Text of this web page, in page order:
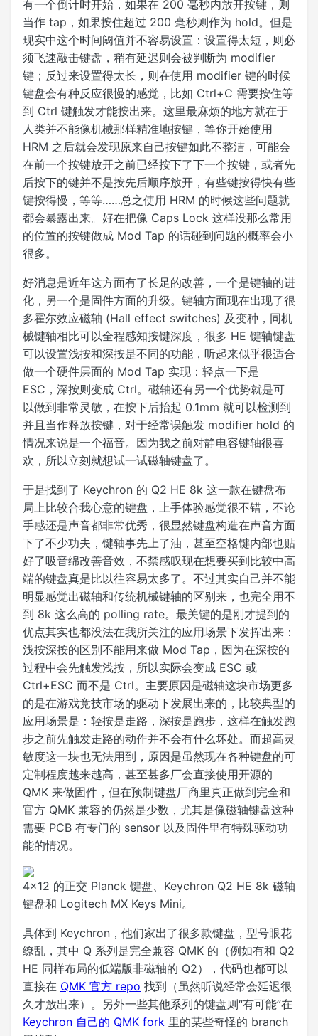
有一个倒计时开始，如果在 200 毫秒内放开按键，则
当作 tap，如果按住超过 200 毫秒则作为 hold。但是
现实中这个时间阈值并不容易设置：设置得太短，则必
须飞速敲击键盘，稍有延迟则会被判断为 modifier
键；反过来设置得太长，则在使用 modifier 键的时候
键盘会有种反应很慢的感觉，比如 Ctrl+C 需要按住等
到 Ctrl 键触发才能按出来。这里最麻烦的地方就在于
人类并不能像机械那样精准地按键，等你开始使用
HRM 之后就会发现原来自己按键如此不整洁，可能会
在前一个按键放开之前已经按下了下一个按键，或者先
后按下的键并不是按先后顺序放开，有些键按得快有些
键按得慢，等等……总之使用 HRM 的时候这些问题就
都会暴露出来。好在把像 Caps Lock 这样没那么常用
的位置的按键做成 Mod Tap 的话碰到问题的概率会小
很多。
好消息是近年这方面有了长足的改善，一个是键轴的进
化，另一个是固件方面的升级。键轴方面现在出现了很
多霍尔效应磁轴 (Hall effect switches) 及变种，同机
械键轴相比可以全程感知按键深度，很多 HE 键轴键盘
可以设置浅按和深按是不同的功能，听起来似乎很适合
做一个硬件层面的 Mod Tap 实现：轻点一下是
ESC，深按则变成 Ctrl。磁轴还有另一个优势就是可
以做到非常灵敏，在按下后抬起 0.1mm 就可以检测到
并且当作释放按键，对于经常误触发 modifier hold 的
情况来说是一个福音。因为我之前对静电容键轴很喜
欢，所以立刻就想试一试磁轴键盘了。
于是找到了 Keychron 的 Q2 HE 8k 这一款在键盘布
局上比较合我心意的键盘，上手体验感觉很不错，不论
手感还是声音都非常优秀，很显然键盘构造在声音方面
下了不少功夫，键轴事先上了油，甚至空格键内部也贴
好了吸音绵改善音效，不禁感叹现在想要买到比较中高
端的键盘真是比以往容易太多了。不过其实自己并不能
明显感觉出磁轴和传统机械键轴的区别来，也完全用不
到 8k 这么高的 polling rate。最关键的是刚才提到的
优点其实也都没法在我所关注的应用场景下发挥出来：
浅按深按的区别不能用来做 Mod Tap，因为在深按的
过程中会先触发浅按，所以实际会变成 ESC 或
Ctrl+ESC 而不是 Ctrl。主要原因是磁轴这块市场更多
的是在游戏竞技市场的驱动下发展出来的，比较典型的
应用场景是：轻按是走路，深按是跑步，这样在触发跑
步之前先触发走路的动作并不会有什么坏处。而超高灵
敏度这一块也无法用到，原因是虽然现在各种键盘的可
定制程度越来越高，甚至甚多厂会直接使用开源的
QMK 来做固件，但在预制键盘厂商里真正做到完全和
官方 QMK 兼容的仍然是少数，尤其是像磁轴键盘这种
需要 PCB 有专门的 sensor 以及固件里有特殊驱动功
能的情况。
4x12 的正交 Planck 键盘、Keychron Q2 HE 8k 磁轴
键盘和 Logitech MX Keys Mini。
具体到 Keychron，他们家出了很多款键盘，型号眼花
缭乱，其中 Q 系列是完全兼容 QMK 的（例如有和 Q2
HE 同样布局的低端版非磁轴的 Q2），代码也都可以
直接在 QMK 官方 repo 找到（虽然听说经常会延迟很
久才放出来）。另外一些其他系列的键盘则“有可能”在
Keychron 自己的 QMK fork 里的某些奇怪的 branch